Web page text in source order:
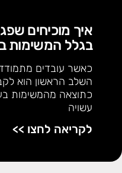
איך מוכיחים
בגלל המשימות
כאשר עובדים
השלב הראשון הוא
כתוצאה מהמשימות
עשויה
לקריאה לחצו >>